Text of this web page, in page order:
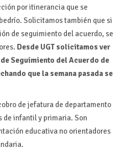
por itinerancia que se
Solicitamos también que si
de seguimiento del acuerdo, se
Desde UGT solicitamos ver
Seguimiento del Acuerdo de
que la semana pasada se
de jefatura de departamento
de infantil y primaria. Son
educativa no orientadores